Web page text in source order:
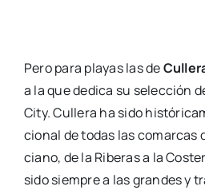
Pero para pla­yas las de
a la que dedi­ca su selec­ción
City. Culle­ra ha sido
cio­nal de todas las
ciano, de la Ribe­ras a la
sido siem­pre a las gran­des y